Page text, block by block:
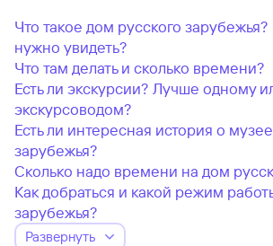
Что такое дом русского
нужно увидеть?
Что там делать и сколько времени?
Есть ли экскурсии? Лучше одному
экскурсоводом?
Есть ли интересная история о
зарубежья?
Сколько надо времени на дом
Как добраться и какой режим
зарубежья?
Развернуть